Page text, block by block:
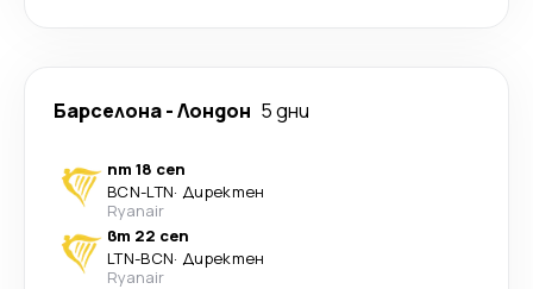
Барселона-Лондон 5 дни
пт 18 сеп
BCN-LTN· Директен
Ryanair
вт 22 сеп
LTN-BCN· Директен
Ryanair